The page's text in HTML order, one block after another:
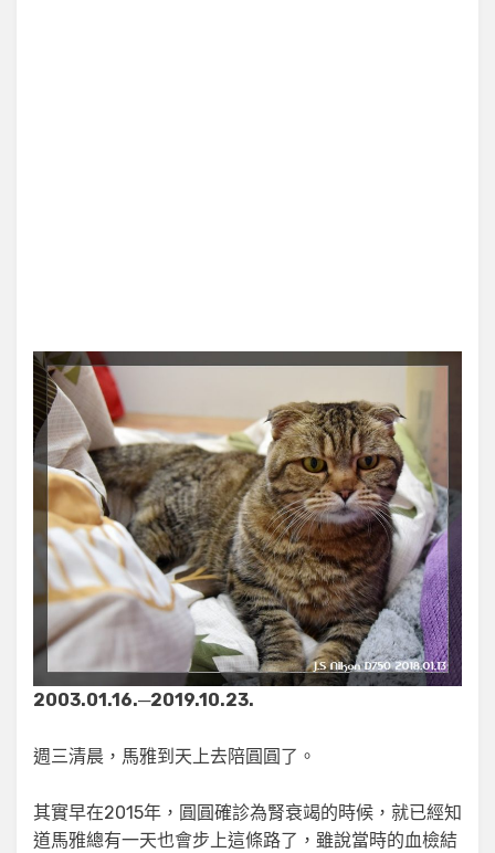
2003.01.16.─2019.10.23.
週三清晨，馬雅到天上去陪圓圓了。
其實早在2015年，圓圓確診為腎衰竭的時候，就已經知
道馬雅總有一天也會步上這條路了，雖說當時的血檢結